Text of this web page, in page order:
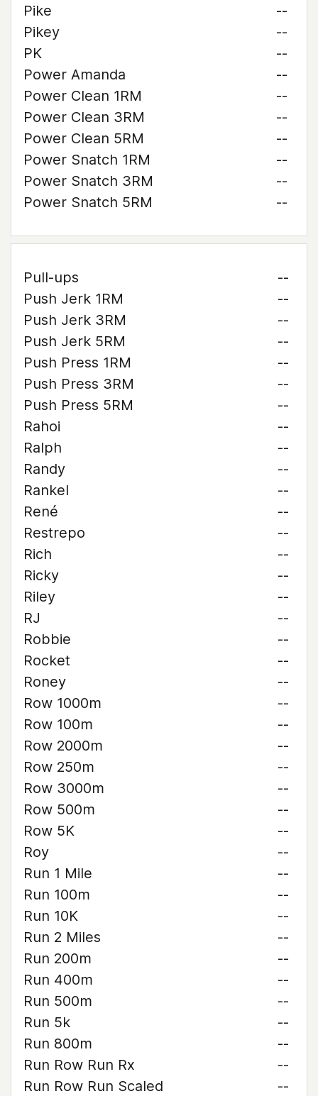
Pike
--
Pikey
--
PK
--
Power Amanda
--
Power Clean 1RM
--
Power Clean 3RM
--
Power Clean 5RM
--
Power Snatch 1RM
--
Power Snatch 3RM
--
Power Snatch 5RM
--
Pull-ups
--
Push Jerk 1RM
--
Push Jerk 3RM
--
Push Jerk 5RM
--
Push Press 1RM
--
Push Press 3RM
--
Push Press 5RM
--
Rahoi
--
Ralph
--
Randy
--
Rankel
--
René
--
Restrepo
--
Rich
--
Ricky
--
Riley
--
RJ
--
Robbie
--
Rocket
--
Roney
--
Row 1000m
--
Row 100m
--
Row 2000m
--
Row 250m
--
Row 3000m
--
Row 500m
--
Row 5K
--
Roy
--
Run 1 Mile
--
Run 100m
--
Run 10K
--
Run 2 Miles
--
Run 200m
--
Run 400m
--
Run 500m
--
Run 5k
--
Run 800m
--
Run Row Run Rx
--
Run Row Run Scaled
--